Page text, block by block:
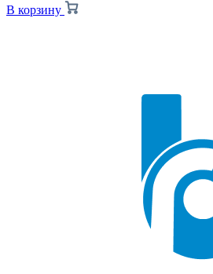
В корзину